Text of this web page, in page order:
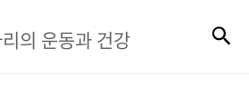
바
의 운동과 건강